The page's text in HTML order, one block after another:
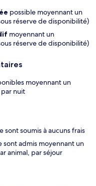
possible moyennant un
réserve de disponibilité)
moyennant un
réserve de disponibilité)
moyennant un
nuit
sont soumis à aucuns frais
sont admis moyennant un
animal, par séjour